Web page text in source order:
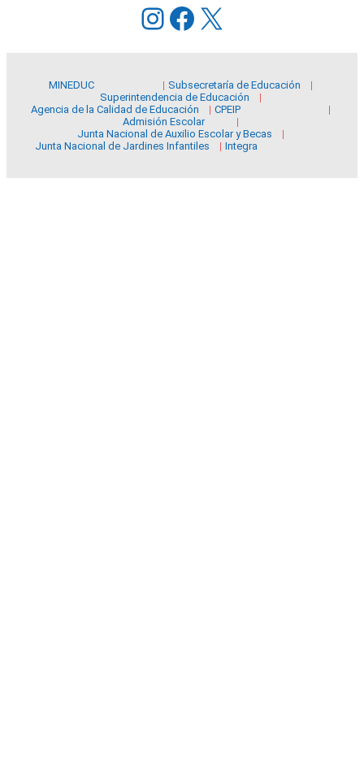
Instagram
Facebook
X
MINEDUC
Subsecretaría de Educación
Superintendencia de Educación
Agencia de la Calidad de Educación
CPEIP
Admisión Escolar
Junta Nacional de Auxilio Escolar y Becas
Junta Nacional de Jardines Infantiles
Integra